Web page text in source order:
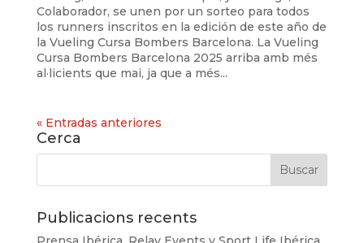
Colaborador, se unen por un sorteo para todos
los runners inscritos en la edición de este año de
la Vueling Cursa Bombers Barcelona. La Vueling
Cursa Bombers Barcelona 2025 arriba amb més
al·licients que mai, ja que a més...
« Entradas anteriores
Cerca
Publicacions recents